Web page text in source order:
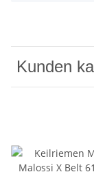
Kunden